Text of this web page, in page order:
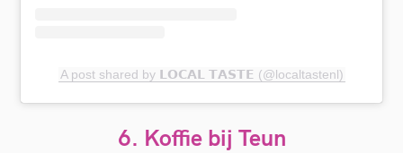
A post shared by 𝗟𝗢𝗖𝗔𝗟 𝗧𝗔𝗦𝗧𝗘 (@localtastenl)
6. Koffie bij Teun